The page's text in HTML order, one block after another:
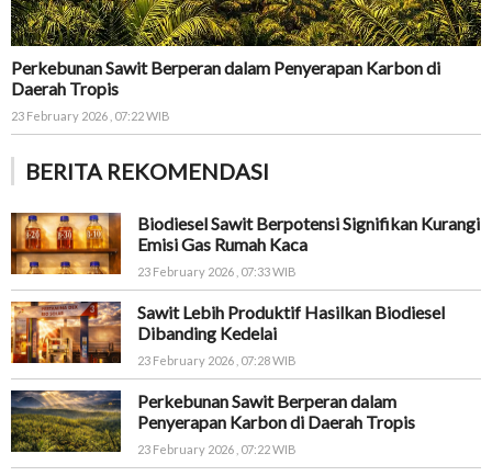
Perkebunan Sawit Berperan dalam Penyerapan Karbon di
Daerah Tropis
23 February 2026 , 07:22 WIB
BERITA REKOMENDASI
Biodiesel Sawit Berpotensi Signifikan Kurangi
Emisi Gas Rumah Kaca
23 February 2026 , 07:33 WIB
Sawit Lebih Produktif Hasilkan Biodiesel
Dibanding Kedelai
23 February 2026 , 07:28 WIB
Perkebunan Sawit Berperan dalam
Penyerapan Karbon di Daerah Tropis
23 February 2026 , 07:22 WIB